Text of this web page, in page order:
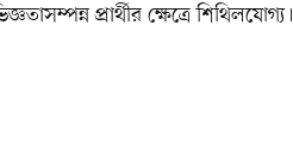
প্রার্থীর ক্ষেত্রে শিথিলযোগ্য।